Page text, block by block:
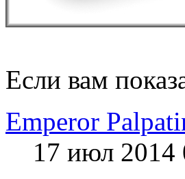
Если вам
Emperor
17 июл 2014